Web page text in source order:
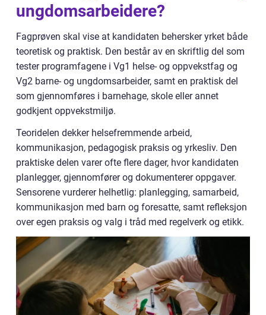
ungdomsarbeidere?
Fagprøven skal vise at kandidaten behersker yrket både
teoretisk og praktisk. Den består av en skriftlig del som
tester programfagene i Vg1 helse- og oppvekstfag og
Vg2 barne- og ungdomsarbeider, samt en praktisk del
som gjennomføres i barnehage, skole eller annet
godkjent oppvekstmiljø.
Teoridelen dekker helsefremmende arbeid,
kommunikasjon, pedagogisk praksis og yrkesliv. Den
praktiske delen varer ofte flere dager, hvor kandidaten
planlegger, gjennomfører og dokumenterer oppgaver.
Sensorene vurderer helhetlig: planlegging, samarbeid,
kommunikasjon med barn og foresatte, samt refleksjon
over egen praksis og valg i tråd med regelverk og etikk.